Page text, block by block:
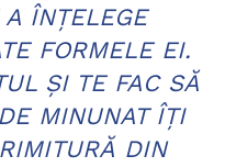
A ÎNŢELEGE
FORMELE EI.
ŞI TE FAC SĂ
MINUNAT ÎŢI
DIN